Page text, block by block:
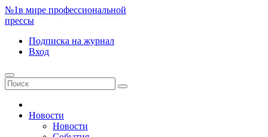
№1в мире профессиональной
прессы
Подписка на журнал
Вход
Новости
Новости